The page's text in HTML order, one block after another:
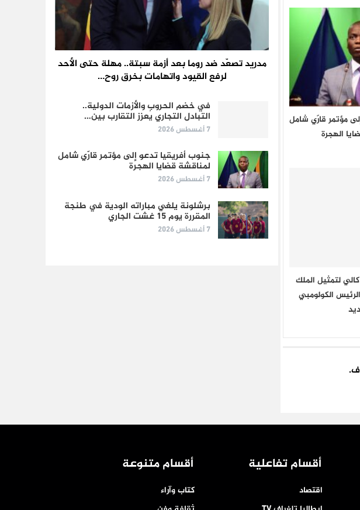
مؤتمر قارّي شامل
الهجرة
لتمثيل الملك
الكولومبي
مدريد تصعّد ضد روما بعد أزمة سبتة.. مهلة حتى الأحد
لرفع القيود واتهامات بخرق روح…
في خضم الحروب والأزمات الدولية..
التبادل التجاري يُعزز التقارب بين…
7 أغسطس 2026
جنوب أفريقيا تدعو إلى مؤتمر قارّي شامل
لمناقشة قضايا الهجرة
7 أغسطس 2026
برشلونة يلغي مباراته الودية في طنجة
المقررة يوم 15 غشت الجاري
7 أغسطس 2026
أقسام تفاعلية
اقتصاد
أقسام متنوعة
كتاب وآراء